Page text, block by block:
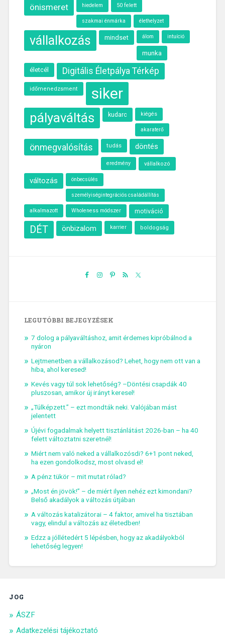
önismeret hiedelem 50 felett
szakmai énmárka élethelyzet
vállalkozás mindset álom intuíció
munka
életcél Digitális Életpálya Térkép
időmenedzsment siker
pályaváltás kudarc kiégés
akaraterő
önmegvalósítás tudás döntés
eredmény vállalkozó
változás önbecsülés
személyiségintegrációs családállítás
alkalmazott Wholeness módszer motiváció
DÉT önbizalom karrier boldogság
LEGUTÓBBI BEJEGYZÉSEK
7 dolog a pályaváltáshoz, amit érdemes kipróbálnod a
nyáron
Lejtmenetben a vállalkozásod? Lehet, hogy nem ott van a
hiba, ahol keresed!
Kevés vagy túl sok lehetőség? –Döntési csapdák 40
pluszosan, amikor új irányt keresel!
„Túlképzett.” – ezt mondták neki. Valójában mást
jelentett
Újévi fogadalmak helyett tisztánlátást 2026-ban – ha 40
felett változtatni szeretnél!
Miért nem való neked a vállalkozósdi? 6+1 pont neked,
ha ezen gondolkodsz, most olvasd el!
A pénz tükör – mit mutat rólad?
„Most én jövök!” – de miért ilyen nehéz ezt kimondani?
Belső akadályok a változás útjában
A változás katalizátorai – 4 faktor, amivel ha tisztában
vagy, elindul a változás az életedben!
Edzz a jóllétedért 5 lépésben, hogy az akadályokból
lehetőség legyen!
JOG
ÁSZF
Adatkezelési tájékoztató